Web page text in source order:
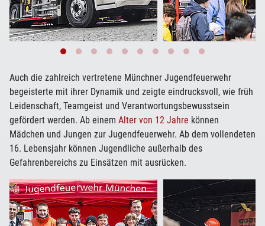
Auch die zahlreich vertretene Münchner Jugendfeuerwehr
begeisterte mit ihrer Dynamik und zeigte eindrucksvoll, wie früh
Leidenschaft, Teamgeist und Verantwortungsbewusstsein
gefördert werden. Ab einem Alter von 12 Jahre können
Mädchen und Jungen zur Jugendfeuerwehr. Ab dem vollendeten
16. Lebensjahr können Jugendliche außerhalb des
Gefahrenbereichs zu Einsätzen mit ausrücken.